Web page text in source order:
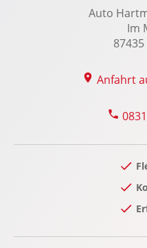
Lordosenstütze
Notbremsassistent
Reifendruckkontrolle
Seitenairbag vorn
Sitzheizung Fahrer/
Sonnenblende
Auto
Im
Anfahrt